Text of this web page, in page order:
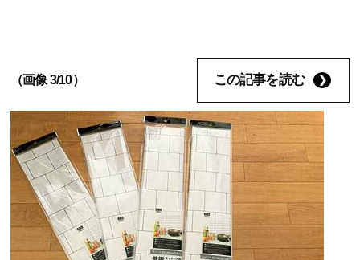
（画像 3/10） この記事を読む